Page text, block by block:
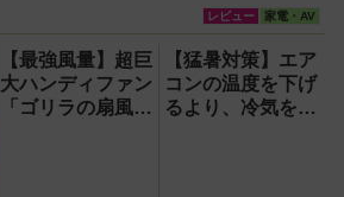
レビュー 家電・AV
【最強風量】超巨
大ハンディファン
「ゴリラの扇風
【猛暑対策】エア
コンの温度を下げ
るより、冷気を部